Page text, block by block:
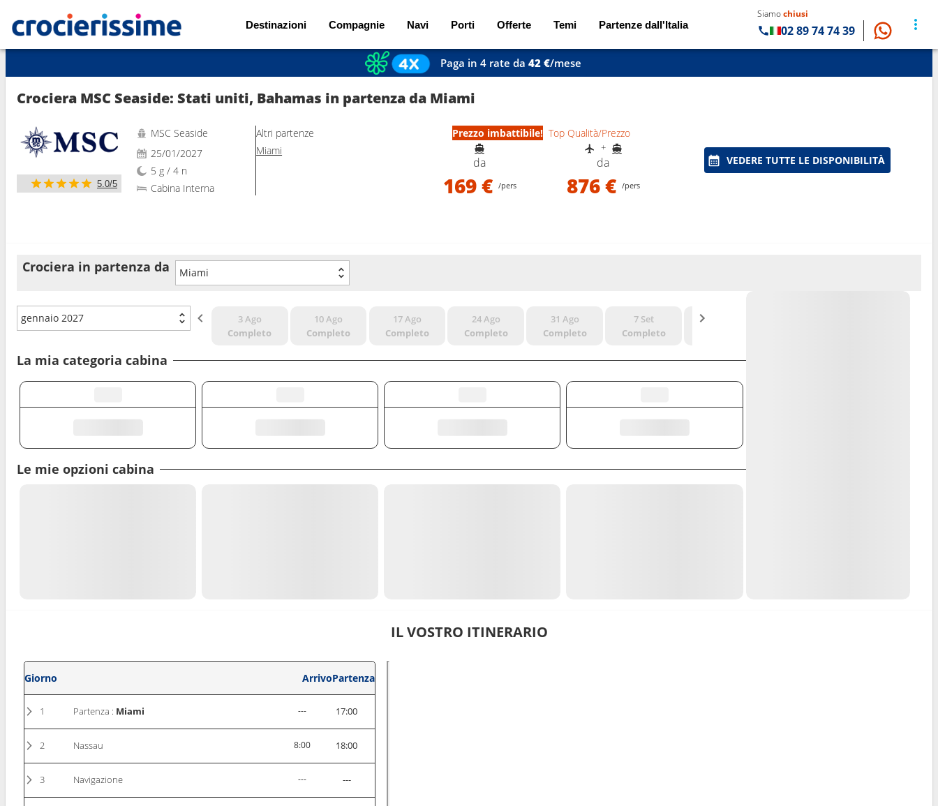
Destinazioni Compagnie Navi Porti Offerte Temi Partenze dall'Italia
Siamochiusi
02 89 74 74 39
Mostra le altre 129 foto
Paga in 4 rate da 42 €/mese
Crociera MSC Seaside: Stati uniti, Bahamas in partenza da Miami
5.0/5
MSC Seaside
25/01/2027
5 g / 4 n
Cabina Interna
Altri partenze
Miami
Prezzo imbattibile! Top Qualità/Prezzo
da
169 € /pers
+
da
876 € /pers
VEDERE TUTTE LE DISPONIBILITÀ
Crociera in partenza da Miami
gennaio 2027
3 Ago
Completo
10 Ago
Completo
17 Ago
Completo
24 Ago
Completo
31 Ago
Completo
7 Set
Completo
La mia categoria cabina
Le mie opzioni cabina
IL VOSTRO ITINERARIO
Giorno ArrivoPartenza
1 Partenza : Miami --- 17:00
2 Nassau 8:00 18:00
3 Navigazione --- ---